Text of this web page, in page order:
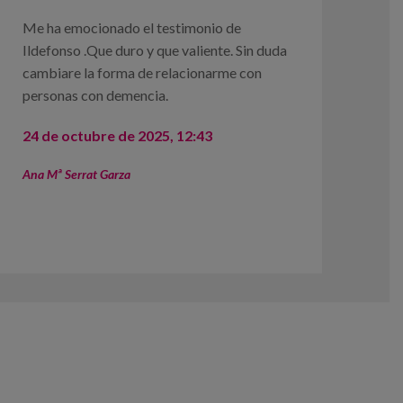
Me ha emocionado el testimonio de
Ildefonso .Que duro y que valiente. Sin duda
cambiare la forma de relacionarme con
personas con demencia.
24 de octubre de 2025, 12:43
Ana Mª Serrat Garza